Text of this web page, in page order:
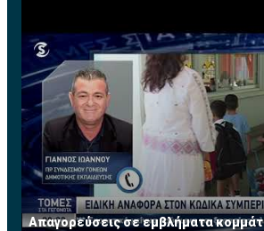
Απαγορεύσεις σε εμβλήματα